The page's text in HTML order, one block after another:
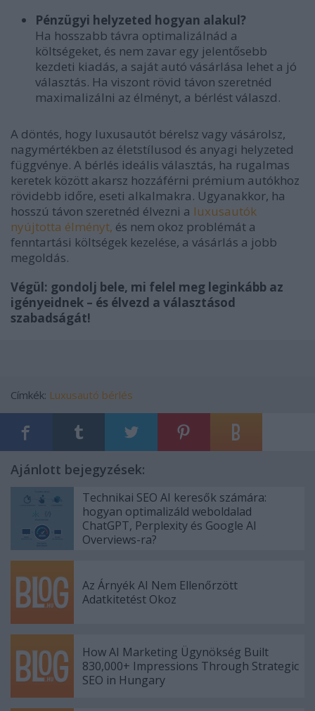
Pénzügyi helyzeted hogyan alakul?
Ha hosszabb távra optimalizálnád a
költségeket, és nem zavar egy jelentősebb
kezdeti kiadás, a saját autó vásárlása lehet a jó
választás. Ha viszont rövid távon szeretnéd
maximalizálni az élményt, a bérlést válaszd.
A döntés, hogy luxusautót bérelsz vagy vásárolsz,
nagymértékben az életstílusod és anyagi helyzeted
függvénye. A bérlés ideális választás, ha rugalmas
keretek között akarsz hozzáférni prémium autókhoz
rövidebb időre, eseti alkalmakra. Ugyanakkor, ha
hosszú távon szeretnéd élvezni a luxusautók
nyújtotta élményt, és nem okoz problémát a
fenntartási költségek kezelése, a vásárlás a jobb
megoldás.
Végül: gondolj bele, mi felel meg leginkább az
igényeidnek – és élvezd a választásod
szabadságát!
Címkék: Luxusautó bérlés
Ajánlott bejegyzések:
Technikai SEO AI keresők számára:
hogyan optimalizáld weboldalad
ChatGPT, Perplexity és Google AI
Overviews-ra?
Az Árnyék AI Nem Ellenőrzött
Adatkitetést Okoz
How AI Marketing Ügynökség Built
830,000+ Impressions Through Strategic
SEO in Hungary